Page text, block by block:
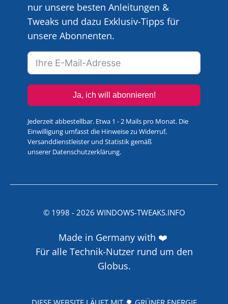
nur unsere besten Anleitungen &
Tweaks und dazu Exklusiv-Tipps für
unsere Abonnenten.
Ja, ich will abonnieren!
Jederzeit abbestellbar. Etwa 1 - 2 Mails pro Monat. Die
Einwilligung umfasst die Hinweise zu Widerruf,
Versanddienstleister und Statistik gemäß
unserer Datenschutzerklärung.
© 1998 - 2026 WINDOWS-TWEAKS.INFO
Made in Germany with ❤️
Für alle Technik-Nutzer rund um den
Globus.